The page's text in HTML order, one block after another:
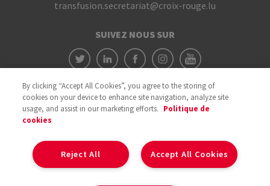
transfusion.secretariat@croix-rouge.lu
SUIVEZ NOUS SUR
By clicking “Accept All Cookies”, you agree to the storing of
cookies on your device to enhance site navigation, analyze site
usage, and assist in our marketing efforts. Politique de
cookies
Accept All Cookies
Reject All